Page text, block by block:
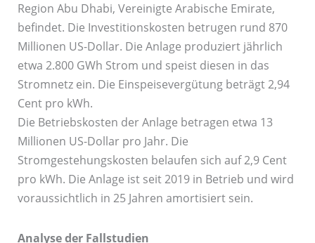
Region Abu Dhabi, Vereinigte Arabische Emirate,
befindet. Die Investitionskosten betrugen rund 870
Millionen US-Dollar. Die Anlage produziert jährlich
etwa 2.800 GWh Strom und speist diesen in das
Stromnetz ein. Die Einspeisevergütung beträgt 2,94
Cent pro kWh.
Die Betriebskosten der Anlage betragen etwa 13
Millionen US-Dollar pro Jahr. Die
Stromgestehungskosten belaufen sich auf 2,9 Cent
pro kWh. Die Anlage ist seit 2019 in Betrieb und wird
voraussichtlich in 25 Jahren amortisiert sein.
Analyse der Fallstudien